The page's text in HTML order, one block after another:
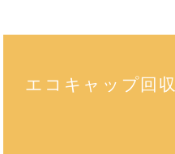
​エコキャップ回収